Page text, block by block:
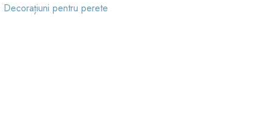
Decorațiuni pentru perete